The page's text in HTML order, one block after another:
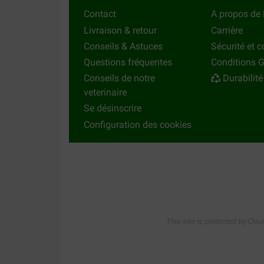
Contact
Livraison & retour
Conseils & Astuces
Questions fréquentes
Conseils de notre
veterinaire
Se désinscrire
Configuration des cookies
A propos de
Carrière
Sécurité et
Conditions
Durabilité